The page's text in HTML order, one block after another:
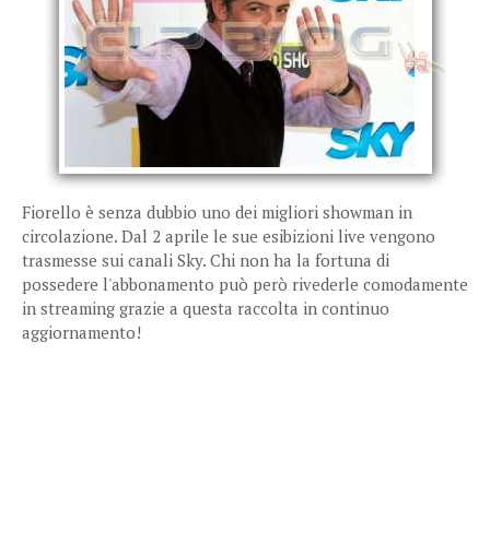
Fiorello è senza dubbio uno dei migliori showman in
circolazione. Dal 2 aprile le sue esibizioni live vengono
trasmesse sui canali Sky. Chi non ha la fortuna di
possedere l'abbonamento può però rivederle comodamente
in streaming grazie a questa raccolta in continuo
aggiornamento!